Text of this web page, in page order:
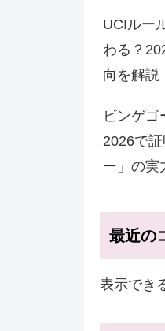
UCIルー
わる？
向を解説
ビンゲゴ
2026で
ー」の実
最近の
表示でき